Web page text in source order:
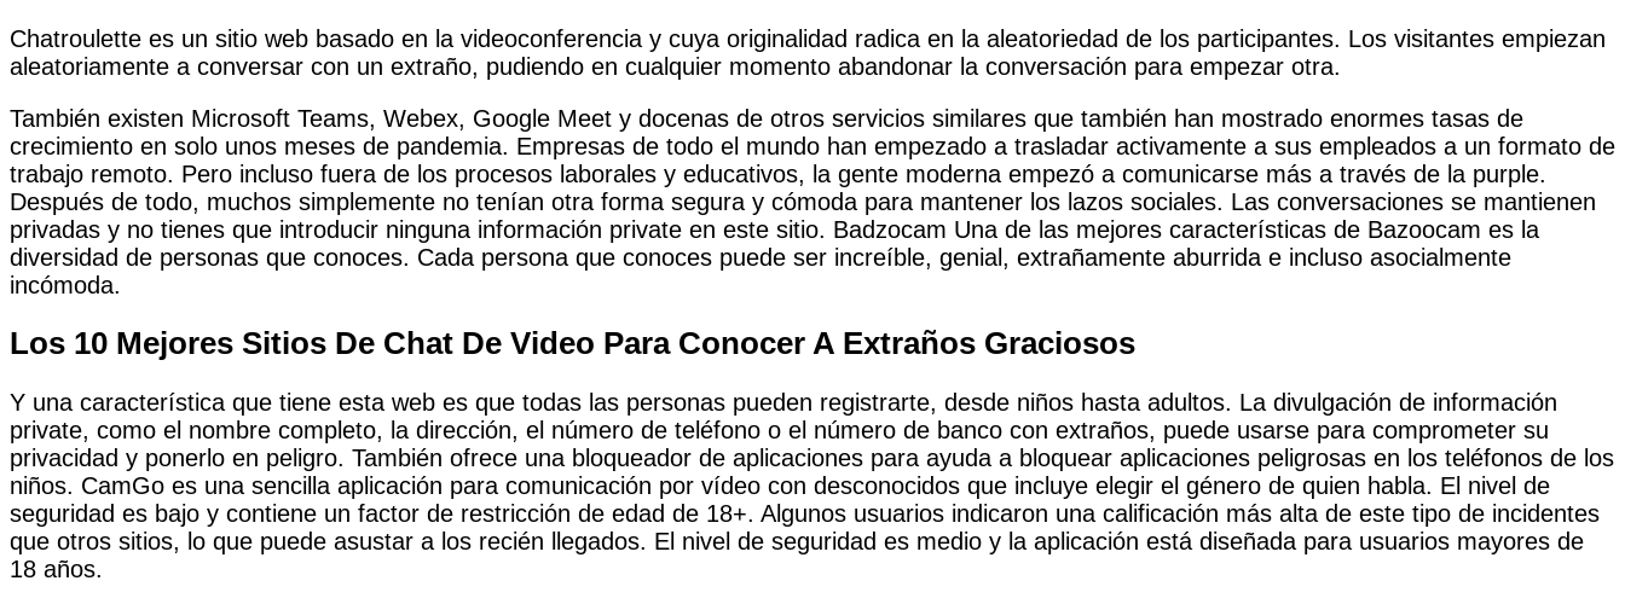
Chatroulette es un sitio web basado en la videoconferencia y cuya originalidad radica en la aleatoriedad de los participantes. Los visitantes empiezan
aleatoriamente a conversar con un extraño, pudiendo en cualquier momento abandonar la conversación para empezar otra.
También existen Microsoft Teams, Webex, Google Meet y docenas de otros servicios similares que también han mostrado enormes tasas de
crecimiento en solo unos meses de pandemia. Empresas de todo el mundo han empezado a trasladar activamente a sus empleados a un formato de
trabajo remoto. Pero incluso fuera de los procesos laborales y educativos, la gente moderna empezó a comunicarse más a través de la purple.
Después de todo, muchos simplemente no tenían otra forma segura y cómoda para mantener los lazos sociales. Las conversaciones se mantienen
privadas y no tienes que introducir ninguna información private en este sitio. Badzocam Una de las mejores características de Bazoocam es la
diversidad de personas que conoces. Cada persona que conoces puede ser increíble, genial, extrañamente aburrida e incluso asocialmente
incómoda.
Los 10 Mejores Sitios De Chat De Video Para Conocer A Extraños Graciosos
Y una característica que tiene esta web es que todas las personas pueden registrarte, desde niños hasta adultos. La divulgación de información
private, como el nombre completo, la dirección, el número de teléfono o el número de banco con extraños, puede usarse para comprometer su
privacidad y ponerlo en peligro. También ofrece una bloqueador de aplicaciones para ayuda a bloquear aplicaciones peligrosas en los teléfonos de los
niños. CamGo es una sencilla aplicación para comunicación por vídeo con desconocidos que incluye elegir el género de quien habla. El nivel de
seguridad es bajo y contiene un factor de restricción de edad de 18+. Algunos usuarios indicaron una calificación más alta de este tipo de incidentes
que otros sitios, lo que puede asustar a los recién llegados. El nivel de seguridad es medio y la aplicación está diseñada para usuarios mayores de
18 años.